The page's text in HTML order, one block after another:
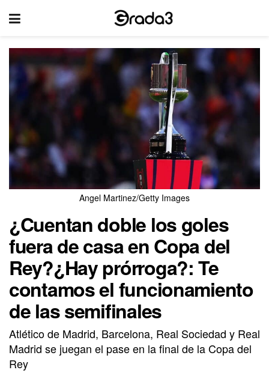
Angel Martinez/Getty Images
¿Cuentan doble los goles
fuera de casa en Copa del
Rey?¿Hay prórroga?: Te
contamos el funcionamiento
de las semifinales
Atlético de Madrid, Barcelona, Real Sociedad y Real
Madrid se juegan el pase en la final de la Copa del
Rey